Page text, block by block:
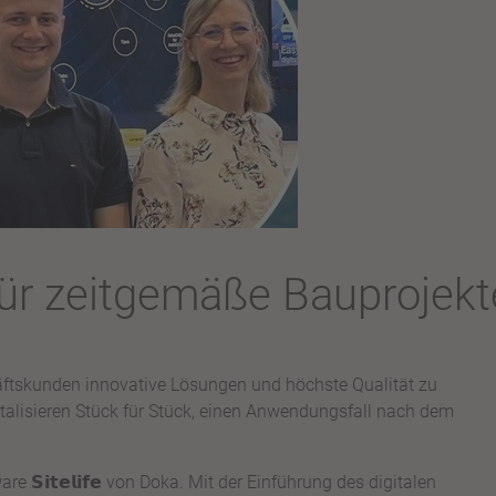
zeitgemäße
innovative Lösungen und höchste Qualität zu
Stück für Stück, einen Anwendungsfall nach dem
𝗦𝗶𝘁𝗲𝗹𝗶𝗳𝗲 von Doka. Mit der Einführung des digitalen